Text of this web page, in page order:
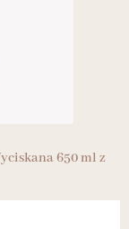
650 ml z